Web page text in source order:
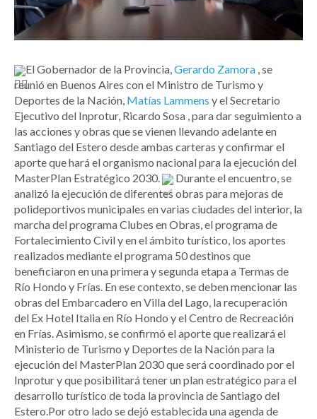
El Gobernador de la Provincia,Gerardo Zamora , se
reunió en Buenos Aires con el Ministro de Turismo y
Deportes de la Nación, Matías Lammens y el Secretario
Ejecutivo del Inprotur, Ricardo Sosa , para dar seguimiento a
las acciones y obras que se vienen llevando adelante en
Santiago del Estero desde ambas carteras y confirmar el
aporte que hará el organismo nacional para la ejecución del
MasterPlan Estratégico 2030.
Durante el encuentro, se
analizó la ejecución de diferentes obras para mejoras de
polideportivos municipales en varias ciudades del interior, la
marcha del programa Clubes en Obras, el programa de
Fortalecimiento Civil y en el ámbito turístico, los aportes
realizados mediante el programa 50 destinos que
beneficiaron en una primera y segunda etapa a Termas de
Río Hondo y Frías. En ese contexto, se deben mencionar las
obras del Embarcadero en Villa del Lago, la recuperación
del Ex Hotel Italia en Río Hondo y el Centro de Recreación
en Frías. Asimismo, se confirmó el aporte que realizará el
Ministerio de Turismo y Deportes de la Nación para la
ejecución del MasterPlan 2030 que será coordinado por el
Inprotur y que posibilitará tener un plan estratégico para el
desarrollo turístico de toda la provincia de Santiago del
Estero.Por otro lado se dejó establecida una agenda de